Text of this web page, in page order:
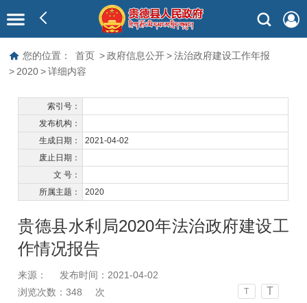
您的位置： 首页 > 政府信息公开 > 法治政府建设工作年报
> 2020 > 详细内容
索引号：
发布机构：
生成日期：
2021-04-02
废止日期：
文 号：
所属主题：
2020
贵德县水利局2020年法治政府建设工
作情况报告
来源：
发布时间：2021-04-02
浏览次数：348 次 T T